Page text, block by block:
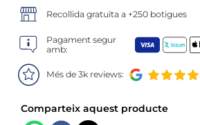
Recollida gratuïta a +250 botigues
Pagament segur
amb:
Més de 3k reviews:
. anillas
halibut
. coliflor